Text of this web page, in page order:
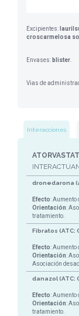
Excipientes:
croscarmelosa
Envases: blister
Vias de
Interacciones
dronedarona
Efecto: Aumento
Orientación:
tratamiento.
Fibratos (ATC:
Efecto: Aumento
Orientación:
Asociación
danazol (ATC:
Efecto: Aumento
Orientación:
tratamiento.